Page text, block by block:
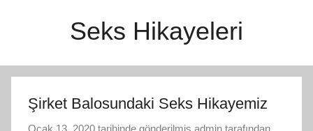
Seks Hikayeleri
Şirket Balosundaki Seks Hikayemiz
Ocak 13, 2020 tarihinde gönderilmiş admin tarafından